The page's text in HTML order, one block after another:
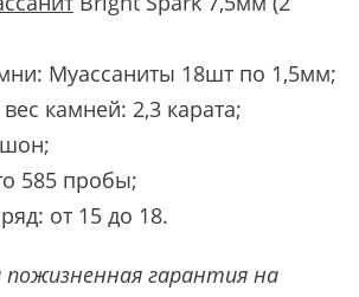
Муассаниты 18шт по 1,5мм;
камней: 2,3 карата;
585 пробы;
от 15 до 18.
гарантия на